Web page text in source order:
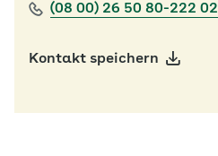
(08 00) 26 50 80-222 02
Kontakt speichern